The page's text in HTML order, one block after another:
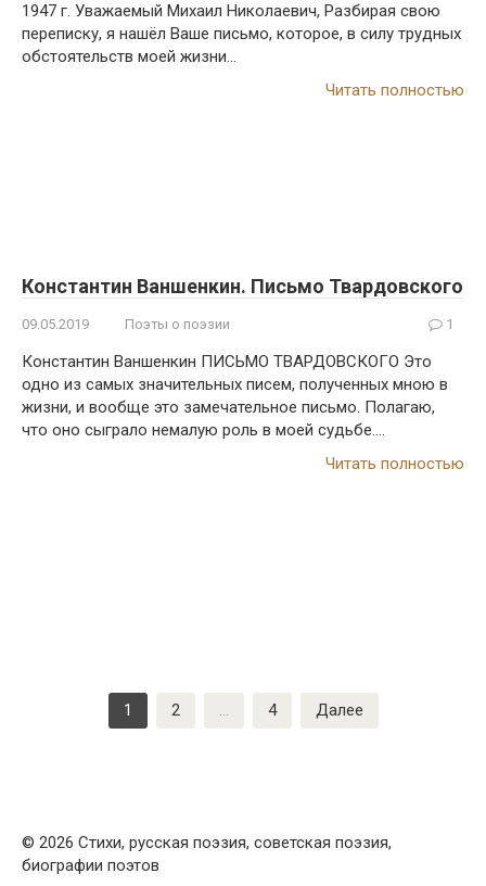
1947 г. Уважаемый Михаил Николаевич, Разбирая свою
переписку, я нашёл Ваше письмо, которое, в силу трудных
обстоятельств моей жизни…
Читать полностью
Константин Ваншенкин. Письмо Твардовского
09.05.2019 Поэты о поэзии 1
Константин Ваншенкин ПИСЬМО ТВАРДОВСКОГО Это
одно из самых значительных писем, полученных мною в
жизни, и вообще это замечательное письмо. Полагаю,
что оно сыграло немалую роль в моей судьбе….
Читать полностью
1 2 … 4 Далее
© 2026 Стихи, русская поэзия, советская поэзия,
биографии поэтов